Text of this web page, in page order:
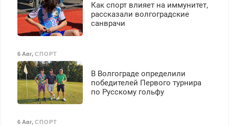
Как спорт влияет на иммунитет,
рассказали волгоградские
санврачи
6 Авг, СПОРТ
В Волгограде определили
победителей Первого турнира
по Русскому гольфу
6 Авг, СПОРТ